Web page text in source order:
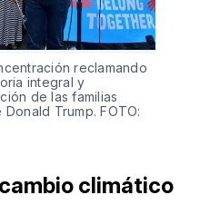
reclamando
integral y
de las familias
Trump. FOTO:
climático